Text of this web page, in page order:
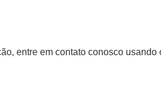
entre em contato conosco